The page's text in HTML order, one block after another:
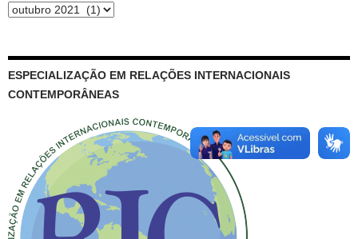
Arquivos
recentes
ESPECIALIZAÇÃO EM RELAÇÕES INTERNACIONAIS
CONTEMPORÂNEAS